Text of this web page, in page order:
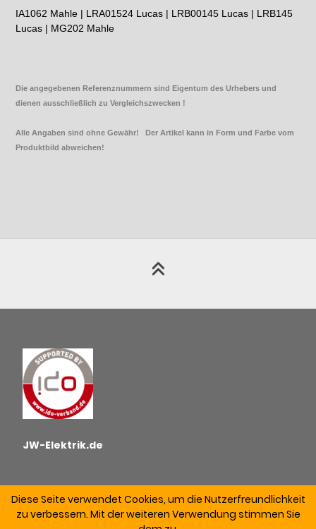
IA1062 Mahle | LRA01524 Lucas | LRB00145 Lucas | LRB145
Lucas | MG202 Mahle
Die angegebenen Referenznummern sind Eigentum des Urhebers und
dienen ausschließlich zu Vergleichszwecken !
Alle Angaben sind ohne Gewähr! Der Artikel kann in Form und Farbe vom
Produktbild abweichen!
JW-Elektrik.de
Diese Seite verwendet Cookies, um die Nutzerfreundlichkeit
zu verbessern. Mit der weiteren Verwendung stimmen Sie